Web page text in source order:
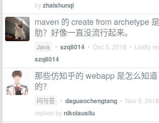
byzhaishunqi
maven 的 create from archetype
肋？好像一直没流行起来。
Java • szq8014 • Dec 5, 2018 • Lastly
szq8014
那些仿知乎的 webapp 是怎么知
的？
问与答 • daguaochengtang • Nov 5, 2018
replied bynikolausliu